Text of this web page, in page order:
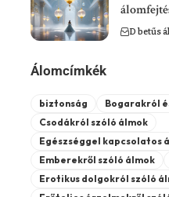
D betűs
Álomcímkék
biztonság
Bogarakról
Csodákról szóló álmok
Egészséggel kapcsolatos
Emberekről szóló álmok
Erotikus dolgokról szóló